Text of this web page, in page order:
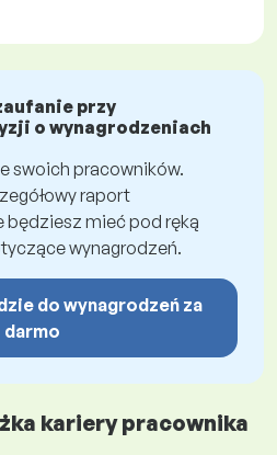
przy
o wynagrodzeniach
swoich pracowników.
raport
będziesz mieć pod ręką
wynagrodzeń.
do wynagrodzeń za
darmo
kariery pracownika